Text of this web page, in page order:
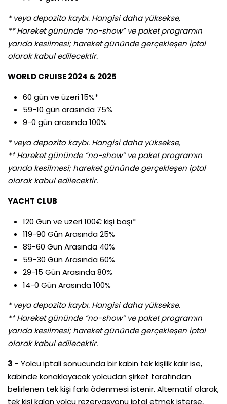
* veya depozito kaybı. Hangisi daha yüksekse,
** Hareket gününde “no-show” ve paket programın
yarıda kesilmesi; hareket gününde gerçekleşen iptal
olarak kabul edilecektir.
WORLD CRUISE 2024 & 2025
60 gün ve üzeri 15%*
59-10 gün arasında 75%
9-0 gün arasında 100%
* veya depozito kaybı. Hangisi daha yüksekse,
** Hareket gününde “no-show” ve paket programın
yarıda kesilmesi; hareket gününde gerçekleşen iptal
olarak kabul edilecektir.
YACHT CLUB
120 Gün ve üzeri 100€ kişi başı*
119-90 Gün Arasında 25%
89-60 Gün Arasında 40%
59-30 Gün Arasında 60%
29-15 Gün Arasında 80%
14-0 Gün Arasında 100%
* veya depozito kaybı. Hangisi daha yüksekse.
** Hareket gününde “no-show” ve paket programın
yarıda kesilmesi; hareket gününde gerçekleşen iptal
olarak kabul edilecektir.
3 - Yolcu iptali sonucunda bir kabin tek kişilik kalır ise,
kabinde konaklayacak yolcudan şirket tarafından
belirlenen tek kişi farkı ödenmesi istenir. Alternatif olarak,
tek kişi kalan yolcu rezervasyonu iptal etmek isterse,